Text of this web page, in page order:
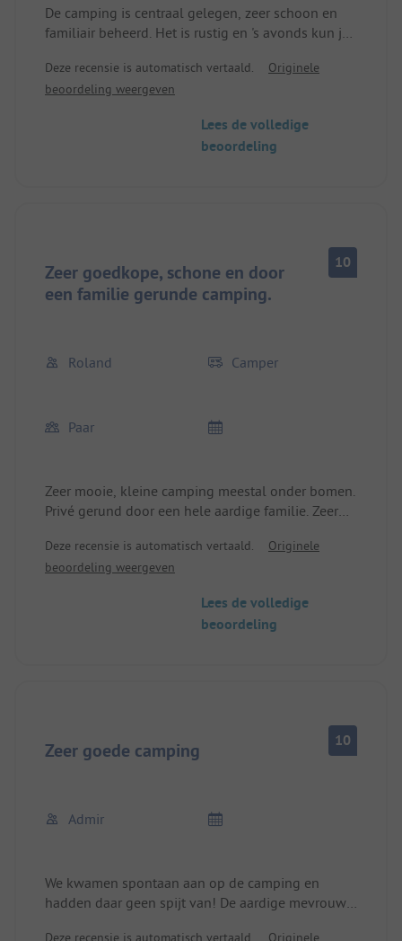
De camping is centraal gelegen, zeer schoon en
familiair beheerd. Het is rustig en 's avonds kun je
keuken. Wij zijn vaste gasten die hier twee keer per
jaar terugkomen en we worden nooit moe van de
meer dan 30 keer geweest, dat zegt toch iets! Er
zijn vele vaste gasten die hier graag weer
Deze recensie is automatisch vertaald.
Originele
beoordeling weergeven
Lees de volledige
beoordeling
Zeer goedkope, schone en door
een familie gerunde camping.
10
Roland Camper
Paar
Zeer mooie, kleine camping meestal onder bomen.
Privé gerund door een hele aardige familie. Zeer
Touraanbiedingen in het NP. Zeer goede prijs-
kwaliteitverhouding. We komen graag terug.
Deze recensie is automatisch vertaald.
Originele
beoordeling weergeven
Lees de volledige
beoordeling
Zeer goede camping 10
Admir
We kwamen spontaan aan op de camping en
hadden daar geen spijt van! De aardige mevrouw
Deze recensie is automatisch vertaald.
Originele